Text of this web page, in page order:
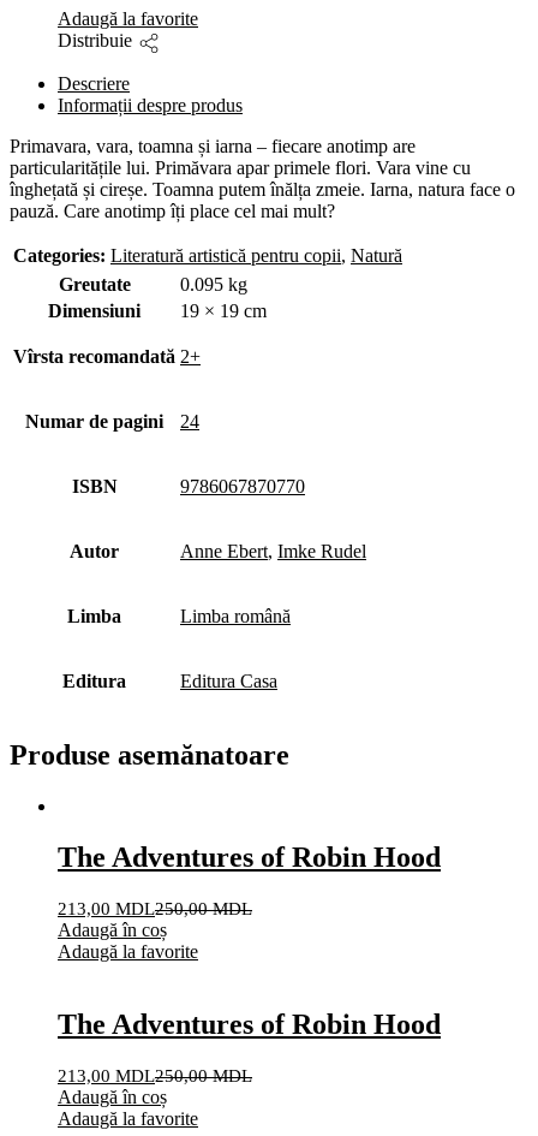
Adaugă la favorite
Distribuie
Descriere
Informații despre produs
Primavara, vara, toamna și iarna – fiecare anotimp are
particularitățile lui. Primăvara apar primele flori. Vara vine cu
înghețată și cireșe. Toamna putem înălța zmeie. Iarna, natura face o
pauză. Care anotimp îți place cel mai mult?
Categories: Literatură artistică pentru copii, Natură
Greutate
0.095 kg
Dimensiuni
19 × 19 cm
Vîrsta recomandată 2+
Numar de pagini 24
ISBN 9786067870770
Autor Anne Ebert, Imke Rudel
Limba Limba română
Editura Editura Casa
Produse asemănatoare
The Adventures of Robin Hood
213,00 MDL250,00MDL
Adaugă în coș
Adaugă la favorite
The Adventures of Robin Hood
213,00 MDL250,00MDL
Adaugă în coș
Adaugă la favorite